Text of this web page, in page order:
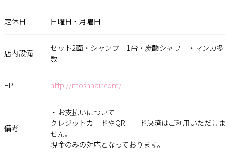
定休日 日曜日・月曜日
店内設備
セット2面・シャンプー1台・炭酸シャワー・マンガ多
数
HP http://moshhair.com/
備考
・お支払いについて
クレジットカードやQRコード決済はご利用いただけま
せん。
現金のみの対応となっております。